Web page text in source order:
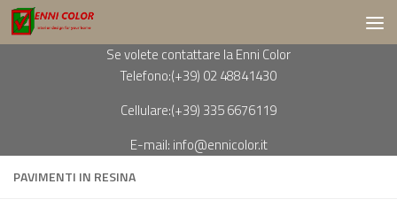
Salta al contenuto
Se volete contattare la Enni Color
Telefono:(+39) 02 48841430
Cellulare:(+39) 335 6676119
E-mail: info@ennicolor.it
PAVIMENTI IN RESINA